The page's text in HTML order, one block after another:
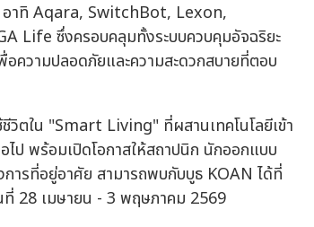
อาทิ Aqara, SwitchBot, Lexon,
ซึ่งครอบคลุมทั้งระบบควบคุมอัจฉริยะ
ความปลอดภัยและความสะดวกสบายที่ตอบ
วิตใน "Smart Living" ที่ผสานเทคโนโลยีเข้า
ป พร้อมเปิดโอกาสให้สถาปนิก นักออกแบบ
ารที่อยู่อาศัย สามารถพบกับบูธ KOAN ได้ที่
ที่ 28 เมษายน - 3 พฤษภาคม 2569